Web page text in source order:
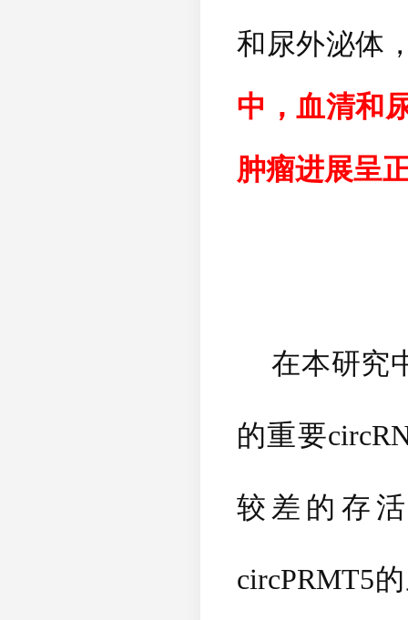
和尿外泌体
中，血清和
肿瘤进展呈
在本研究
的重要
较差的存
circPRMT5